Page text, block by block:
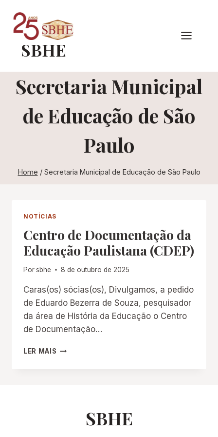
para
ConteúdoSBHE
Secretaria Municipal
de Educação de São
Paulo
Home / Secretaria Municipal de Educação de São Paulo
NOTÍCIAS
Centro de Documentação da
Educação Paulistana (CDEP)
Porsbhe 8 de outubro de 2025
Caras(os) sócias(os), Divulgamos, a pedido
de Eduardo Bezerra de Souza, pesquisador
da área de História da Educação o Centro
de Documentação…
LER MAIS CENTRO
SBHE